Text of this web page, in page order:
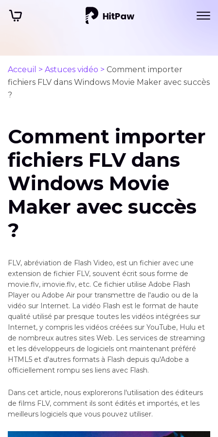
Acceuil > Astuces vidéo > Comment importer
fichiers FLV dans Windows Movie Maker avec succès
?
Comment importer
fichiers FLV dans
Windows Movie
Maker avec succès
?
FLV, abréviation de Flash Video, est un fichier avec une
extension de fichier FLV, souvent écrit sous forme de
movie.flv, imovie.flv, etc. Ce fichier utilise Adobe Flash
Player ou Adobe Air pour transmettre de l'audio ou de la
vidéo sur Internet. La vidéo Flash est le format de haute
qualité utilisé par presque toutes les vidéos intégrées sur
Internet, y compris les vidéos créées sur YouTube, Hulu et
de nombreux autres sites Web. Les services de streaming
et les développeurs de logiciels ont maintenant préféré
HTML5 et d'autres formats à Flash depuis qu'Adobe a
officiellement rompu ses liens avec Flash.
Dans cet article, nous explorerons l'utilisation des éditeurs
de films FLV, comment ils sont édités et importés, et les
meilleurs logiciels que vous pouvez utiliser.